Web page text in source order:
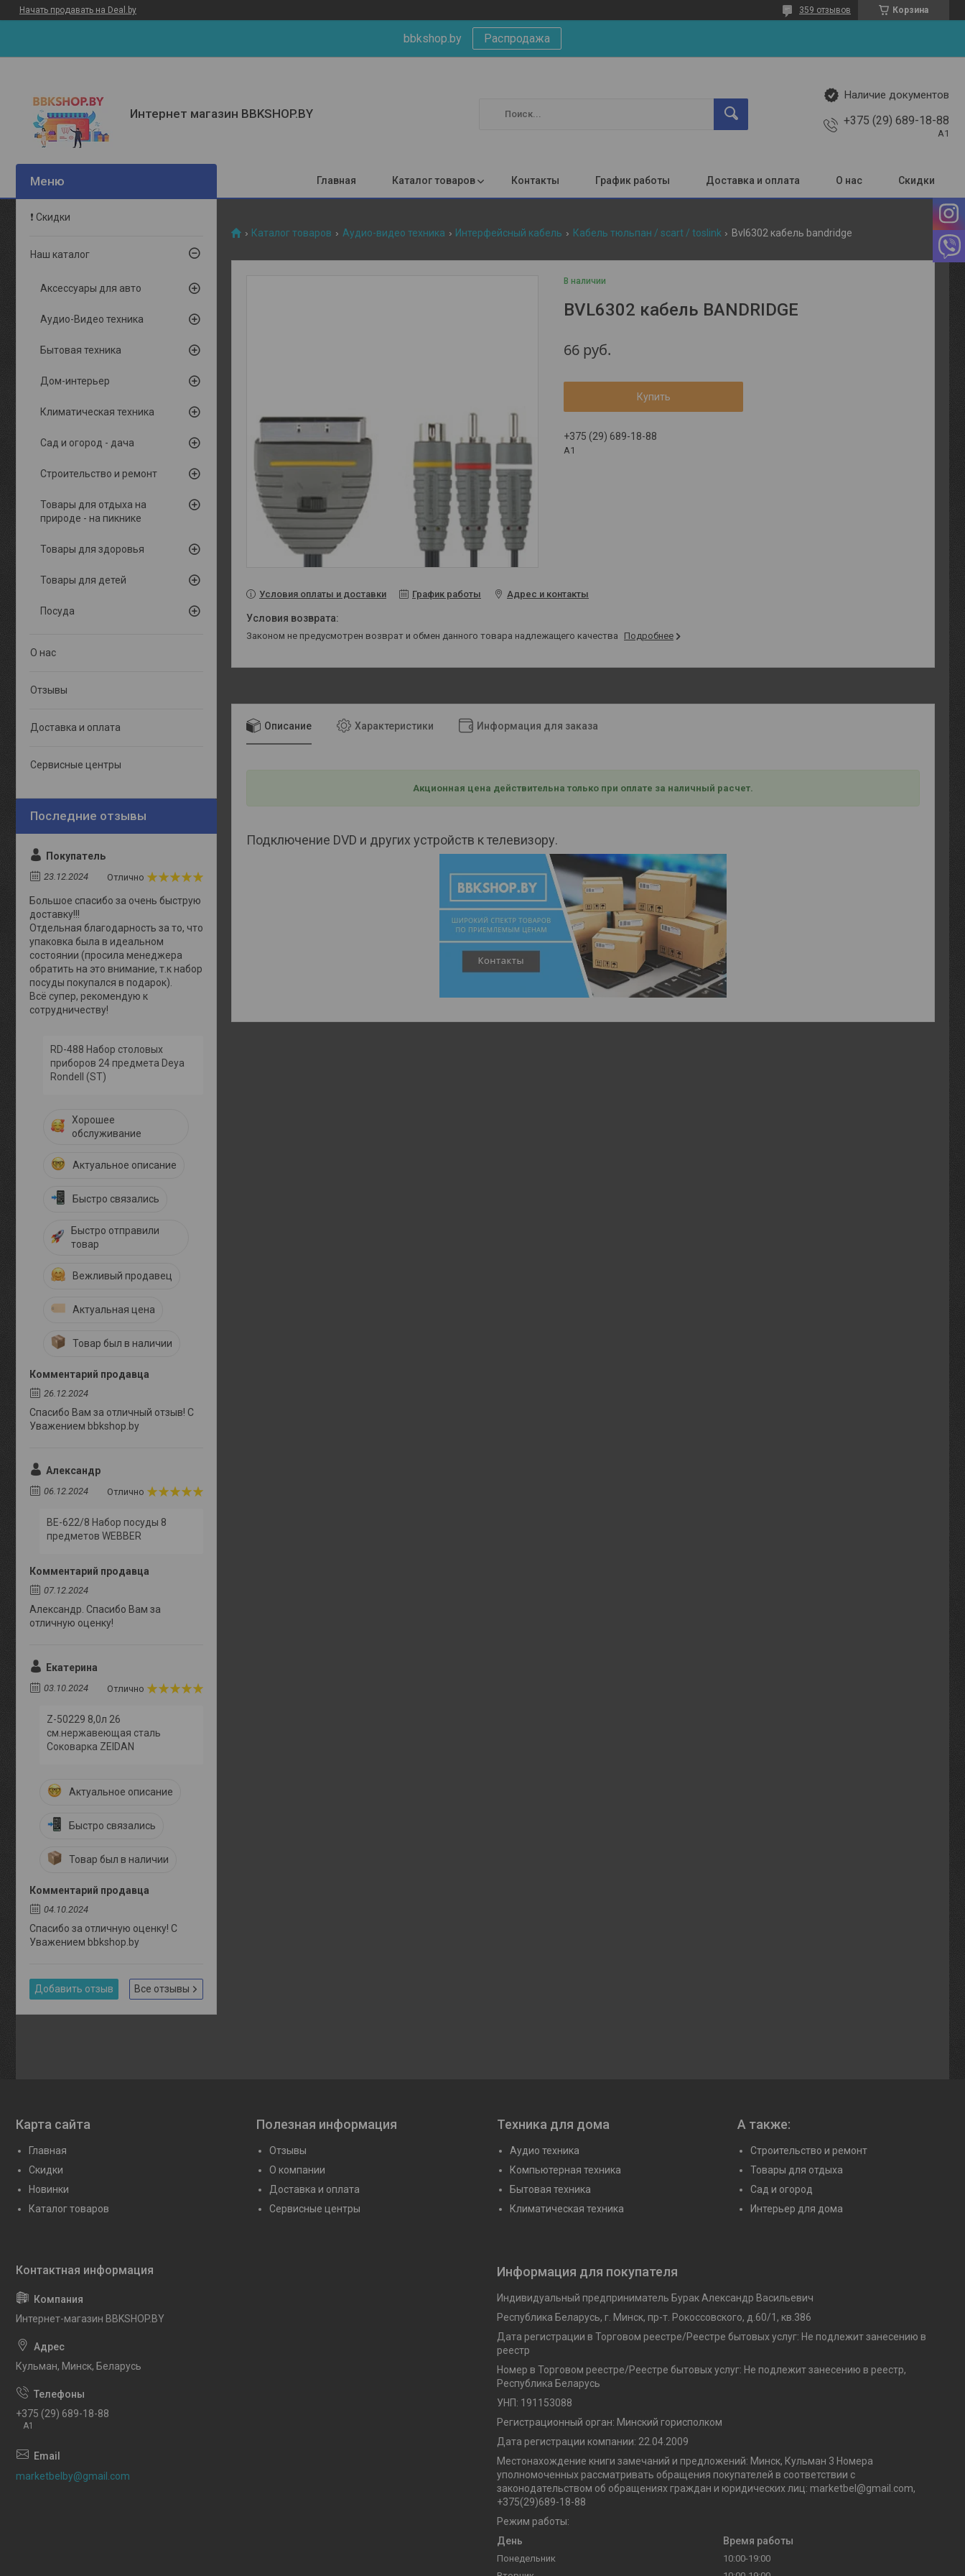
Начать продавать на Deal.by Корзина
359 отзывов
bbkshop.by Распродажа
Интернет магазин BBKSHOP.BY
Наличие документов
+375 (29) 689-18-88
A1
Главная Каталог товаров Контакты График работы Доставка и оплата О нас Скидки
Каталог товаров Аудио-видео техника Интерфейсный кабель Кабель тюльпан / scart / toslink Bvl6302 кабель bandridge
В наличии
BVL6302 кабель BANDRIDGE
66 руб.
Купить
+375 (29) 689-18-88
A1
Условия оплаты и доставки График работы Адрес и контакты
Законом не предусмотрен возврат и обмен данного товара надлежащего качества Подробнее
Описание Характеристики Информация для заказа
Акционная цена действительна только при оплате за наличный расчет.
Подключение DVD и других устройств к телевизору.
❗ Скидки
Наш каталог
Аксессуары для авто
Аудио-Видео техника
Бытовая техника
Дом-интерьер
Климатическая техника
Сад и огород - дача
Строительство и ремонт
Товары для отдыха на
природе - на пикнике
Товары для здоровья
Товары для детей
Посуда
О нас
Отзывы
Доставка и оплата
Сервисные центры
Покупатель
23.12.2024 Отлично
Большое спасибо за очень быструю
доставку!!!
Отдельная благодарность за то, что
упаковка была в идеальном
состоянии (просила менеджера
обратить на это внимание, т.к набор
посуды покупался в подарок).
Всё супер, рекомендую к
сотрудничеству!
RD-488 Набор столовых
приборов 24 предмета Deya
Rondell (ST)
Хорошее
обслуживание
Актуальное описание
Быстро связались
Быстро отправили
товар
Вежливый продавец
Актуальная цена
Товар был в наличии
Комментарий продавца
26.12.2024
Спасибо Вам за отличный отзыв! С
Уважением bbkshop.by
Александр
06.12.2024 Отлично
BE-622/8 Набор посуды 8
предметов WEBBER
Комментарий продавца
07.12.2024
Александр. Спасибо Вам за
отличную оценку!
Екатерина
03.10.2024 Отлично
Z-50229 8,0л 26
см.нержавеющая сталь
Соковарка ZEIDAN
Актуальное описание
Быстро связались
Товар был в наличии
Комментарий продавца
04.10.2024
Спасибо за отличную оценку! С
Уважением bbkshop.by
Добавить отзыв Все отзывы
Карта сайта
Главная
Скидки
Новинки
Каталог товаров
Полезная информация
Отзывы
О компании
Доставка и оплата
Сервисные центры
Техника для дома
Аудио техника
Компьютерная техника
Бытовая техника
Климатическая техника
А также:
Строительство и ремонт
Товары для отдыха
Сад и огород
Интерьер для дома
Интернет-магазин BBKSHOP.BY
Кульман, Минск, Беларусь
+375 (29) 689-18-88
A1
marketbelby@gmail.com
Информация для покупателя
Индивидуальный предприниматель Бурак Александр Васильевич
Республика Беларусь, г. Минск, пр-т. Рокоссовского, д.60/1, кв.386
Дата регистрации в Торговом реестре/Реестре бытовых услуг: Не подлежит занесению в
реестр
Номер в Торговом реестре/Реестре бытовых услуг: Не подлежит занесению в реестр,
Республика Беларусь
УНП: 191153088
Регистрационный орган: Минский горисполком
Дата регистрации компании: 22.04.2009
Местонахождение книги замечаний и предложений: Минск, Кульман 3 Номера
уполномоченных рассматривать обращения покупателей в соответствии с
законодательством об обращениях граждан и юридических лиц: marketbel@gmail.com,
+375(29)689-18-88
Режим работы:
День
Время работы
Понедельник
10:00-19:00